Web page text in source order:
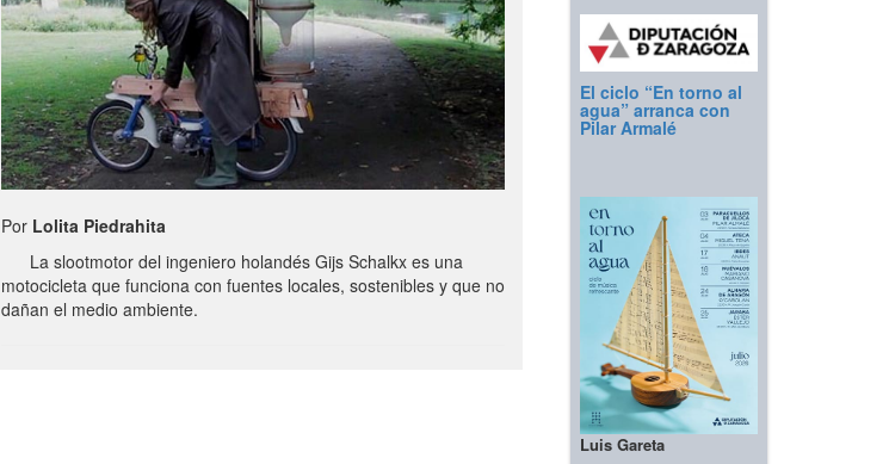
Por Lolita Piedrahita
La slootmotor del ingeniero holandés Gijs Schalkx es una
motocicleta que funciona con fuentes locales, sostenibles y que no
dañan el medio ambiente.
El ciclo “En torno al
agua” arranca con
Pilar Armalé
Luis Gareta